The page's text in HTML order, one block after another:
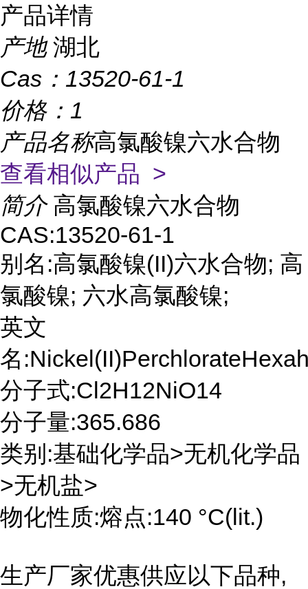
产品详情
产地 湖北
Cas： 13520-61-1
价格： 1
产品名称高氯酸镍六水合物
查看相似产品 >
简介 高氯酸镍六水合物
CAS:13520-61-1
别名:高氯酸镍(II)六水合物; 高
氯酸镍; 六水高氯酸镍;
英文
名
分子式:Cl2H12NiO14
分子量:365.686
类别:基础化学品>无机化学品
>无机盐>
物化性质:熔点:140 °C(lit.)
生产厂家优惠供应以下品种,